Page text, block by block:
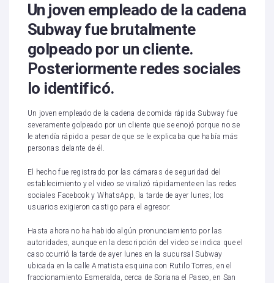
Un joven empleado de la cadena
Subway fue brutalmente
golpeado por un cliente.
Posteriormente redes sociales
lo identificó.
Un joven empleado de la cadena de comida rápida Subway fue
severamente golpeado por un cliente que se enojó porque no se
le atendía rápido a pesar de que se le explicaba que había más
personas delante de él.
El hecho fue registrado por las cámaras de seguridad del
establecimiento y el video se viralizó rápidamente en las redes
sociales Facebook y WhatsApp, la tarde de ayer lunes; los
usuarios exigieron castigo para el agresor.
Hasta ahora no ha habido algún pronunciamiento por las
autoridades, aunque en la descripción del video se indica que el
caso ocurrió la tarde de ayer lunes en la sucursal Subway
ubicada en la calle Amatista esquina con Rutilo Torres, en el
fraccionamiento Esmeralda, cerca de Soriana el Paseo, en San